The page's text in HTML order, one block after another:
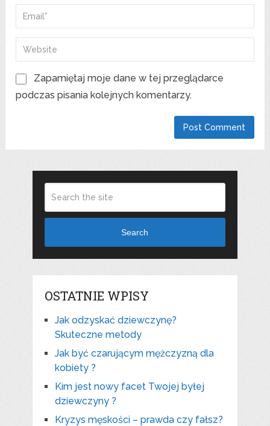
Zapamiętaj moje dane w tej przeglądarce
podczas pisania kolejnych komentarzy.
Search
OSTATNIE WPISY
Jak odzyskać dziewczynę?
Skuteczne metody
Jak być czarującym mężczyzną dla
kobiety ?
Kim jest nowy facet Twojej byłej
dziewczyny ?
Kryzys męskości – prawda czy fałsz?